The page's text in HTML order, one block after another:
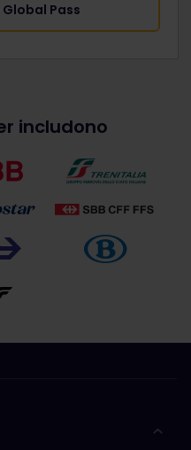
Pass
includono